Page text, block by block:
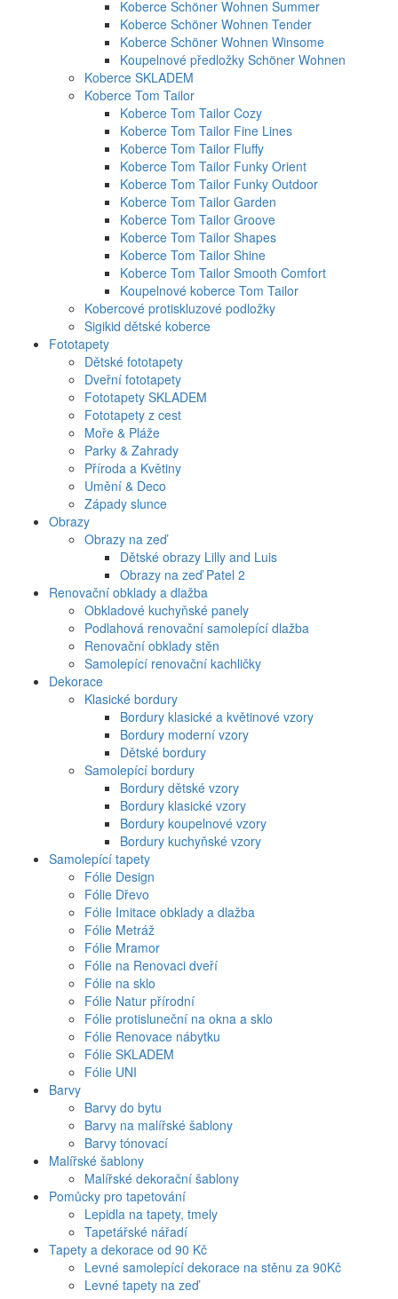
Koberce Schöner Wohnen Summer
Koberce Schöner Wohnen Tender
Koberce Schöner Wohnen Winsome
Koupelnové předložky Schöner Wohnen
Koberce SKLADEM
Koberce Tom Tailor
Koberce Tom Tailor Cozy
Koberce Tom Tailor Fine Lines
Koberce Tom Tailor Fluffy
Koberce Tom Tailor Funky Orient
Koberce Tom Tailor Funky Outdoor
Koberce Tom Tailor Garden
Koberce Tom Tailor Groove
Koberce Tom Tailor Shapes
Koberce Tom Tailor Shine
Koberce Tom Tailor Smooth Comfort
Koupelnové koberce Tom Tailor
Kobercové protiskluzové podložky
Sigikid dětské koberce
Fototapety
Dětské fototapety
Dveřní fototapety
Fototapety SKLADEM
Fototapety z cest
Moře & Pláže
Parky & Zahrady
Příroda a Květiny
Umění & Deco
Západy slunce
Obrazy
Obrazy na zeď
Dětské obrazy Lilly and Luis
Obrazy na zeď Patel 2
Renovační obklady a dlažba
Obkladové kuchyňské panely
Podlahová renovační samolepící dlažba
Renovační obklady stěn
Samolepící renovační kachličky
Dekorace
Klasické bordury
Bordury klasické a květinové vzory
Bordury moderní vzory
Dětské bordury
Samolepící bordury
Bordury dětské vzory
Bordury klasické vzory
Bordury koupelnové vzory
Bordury kuchyňské vzory
Samolepící tapety
Fólie Design
Fólie Dřevo
Fólie Imitace obklady a dlažba
Fólie Metráž
Fólie Mramor
Fólie na Renovaci dveří
Fólie na sklo
Fólie Natur přírodní
Fólie protisluneční na okna a sklo
Fólie Renovace nábytku
Fólie SKLADEM
Fólie UNI
Barvy
Barvy do bytu
Barvy na malířské šablony
Barvy tónovací
Malířské šablony
Malířské dekorační šablony
Pomůcky pro tapetování
Lepidla na tapety, tmely
Tapetářské nářadí
Tapety a dekorace od 90 Kč
Levné samolepící dekorace na stěnu za 90Kč
Levné tapety na zeď